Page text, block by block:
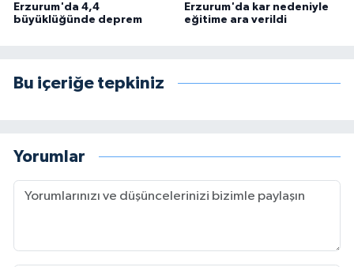
Erzurum'da 4,4
büyüklüğünde deprem
Erzurum'da kar nedeniyle
eğitime ara verildi
Bu içeriğe tepkiniz
Yorumlar